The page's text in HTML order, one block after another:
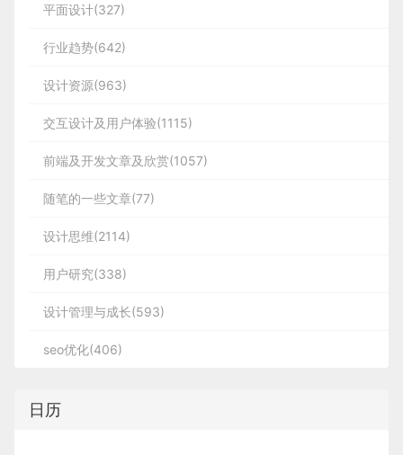
平面设计(327)
行业趋势(642)
设计资源(963)
交互设计及用户体验(1115)
前端及开发文章及欣赏(1057)
随笔的一些文章(77)
设计思维(2114)
用户研究(338)
设计管理与成长(593)
seo优化(406)
日历